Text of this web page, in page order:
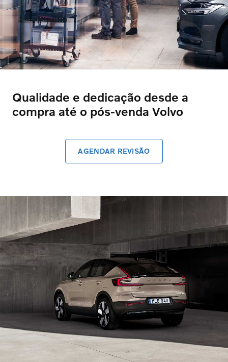
Qualidade e dedicação desde a
compra até o pós-venda Volvo
AGENDAR REVISÃO